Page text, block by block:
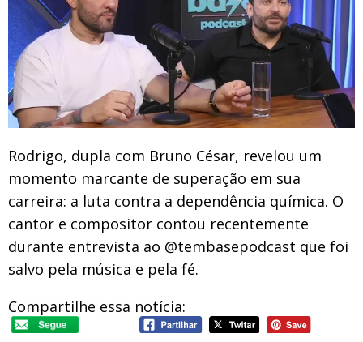
Rodrigo, dupla com Bruno César, revelou um
momento marcante de superação em sua
carreira: a luta contra a dependência química. O
cantor e compositor contou recentemente
durante entrevista ao @tembasepodcast que foi
salvo pela música e pela fé.
Compartilhe essa notícia: